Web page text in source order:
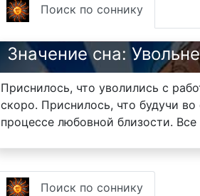
Поиск по соннику
Значение сна:
Приснилось, что уволились с
скоро. Приснилось, что будучи
процессе любовной близости.
Поиск по соннику